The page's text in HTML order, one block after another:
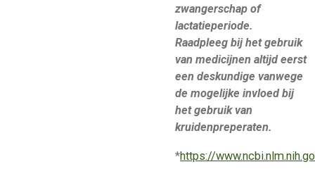
zwangerschap of
lactatieperiode.
Raadpleeg bij het gebruik
van medicijnen altijd eerst
een deskundige vanwege
de mogelijke invloed bij
het gebruik van
kruidenpreperaten.
*https://